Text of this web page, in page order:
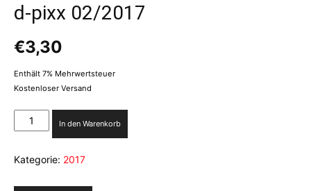
d-pixx 02/2017
€3,30
Enthält 7% Mehrwertsteuer
Kostenloser Versand
pixx
Menge
In den Warenkorb
Kategorie: 2017